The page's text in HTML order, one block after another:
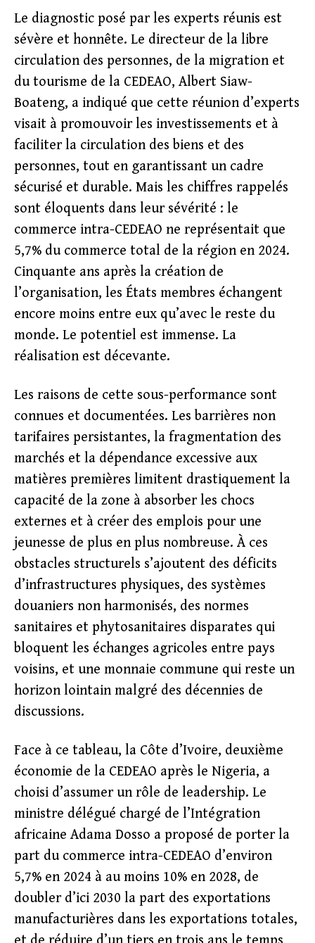
Le diagnostic posé par les experts réunis est
sévère et honnête. Le directeur de la libre
circulation des personnes, de la migration et
du tourisme de la CEDEAO, Albert Siaw-
Boateng, a indiqué que cette réunion d’experts
visait à promouvoir les investissements et à
faciliter la circulation des biens et des
personnes, tout en garantissant un cadre
sécurisé et durable. Mais les chiffres rappelés
sont éloquents dans leur sévérité : le
commerce intra-CEDEAO ne représentait que
5,7% du commerce total de la région en 2024.
Cinquante ans après la création de
l’organisation, les États membres échangent
encore moins entre eux qu’avec le reste du
monde. Le potentiel est immense. La
réalisation est décevante.
Les raisons de cette sous-performance sont
connues et documentées. Les barrières non
tarifaires persistantes, la fragmentation des
marchés et la dépendance excessive aux
matières premières limitent drastiquement la
capacité de la zone à absorber les chocs
externes et à créer des emplois pour une
jeunesse de plus en plus nombreuse. À ces
obstacles structurels s’ajoutent des déficits
d’infrastructures physiques, des systèmes
douaniers non harmonisés, des normes
sanitaires et phytosanitaires disparates qui
bloquent les échanges agricoles entre pays
voisins, et une monnaie commune qui reste un
horizon lointain malgré des décennies de
discussions.
Face à ce tableau, la Côte d’Ivoire, deuxième
économie de la CEDEAO après le Nigeria, a
choisi d’assumer un rôle de leadership. Le
ministre délégué chargé de l’Intégration
africaine Adama Dosso a proposé de porter la
part du commerce intra-CEDEAO d’environ
5,7% en 2024 à au moins 10% en 2028, de
doubler d’ici 2030 la part des exportations
manufacturières dans les exportations totales,